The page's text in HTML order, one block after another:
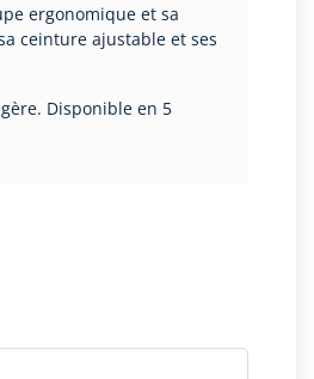
ergonomique et sa
ceinture ajustable et ses
Disponible en 5